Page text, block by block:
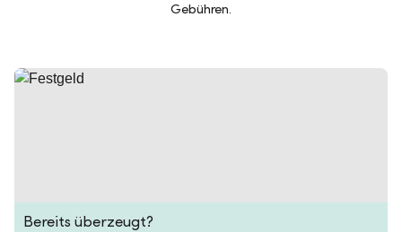
Gebühren.
Bereits überzeugt?